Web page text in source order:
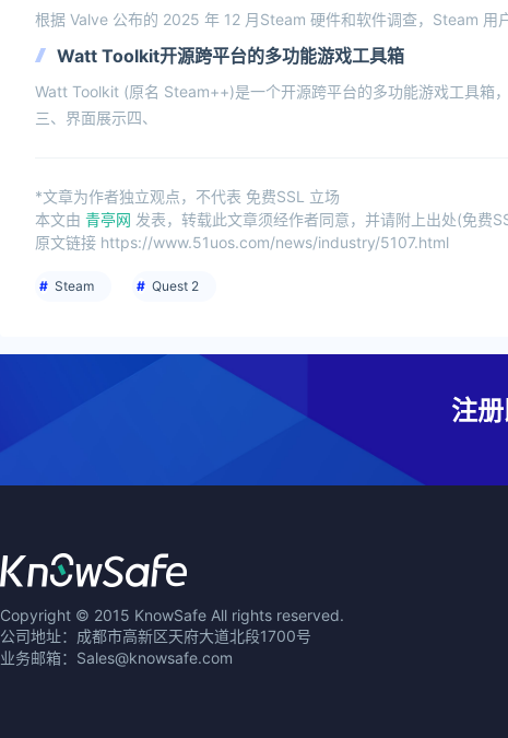
根据 Valve 公布的 2025 年 12 月Steam 硬件和软件调查，Steam
Watt Toolkit开源跨平台的多功能游戏工具箱
Watt Toolkit (原名 Steam++)是一个开源跨平台的多功能游戏工具箱
三、界面展示四、
*文章为作者独立观点，不代表 免费SSL 立场
本文由 青亭网 发表，转载此文章须经作者同意，并请附上出处(免费
原文链接 https://www.51uos.com/news/industry/5107.html
Steam Quest 2
注
Copyright © 2015 KnowSafe All rights reserved.
公司地址：成都市高新区天府大道北段1700号
业务邮箱：Sales@knowsafe.com